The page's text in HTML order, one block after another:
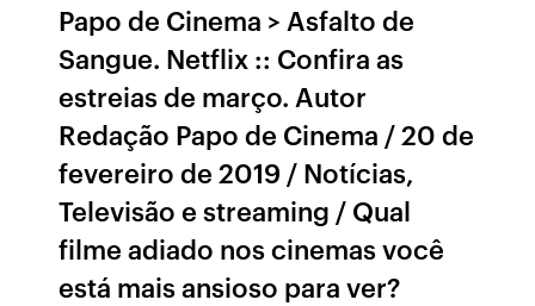
Papo de Cinema > Asfalto de
Sangue. Netflix :: Confira as
estreias de março. Autor
Redação Papo de Cinema / 20 de
fevereiro de 2019 / Notícias,
Televisão e streaming / Qual
filme adiado nos cinemas você
está mais ansioso para ver?